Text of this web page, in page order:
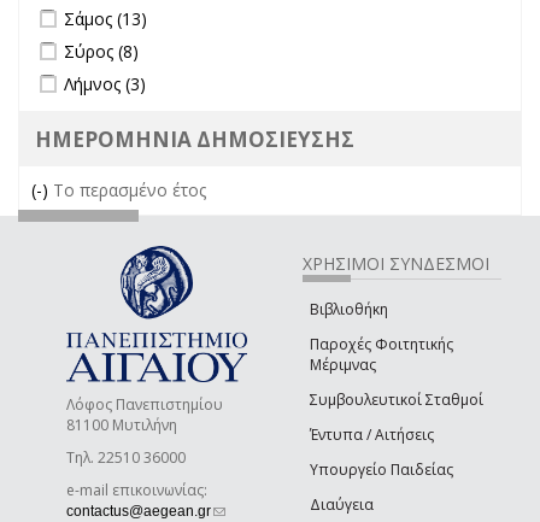
Apply Σάμος filter
Σάμος (13)
Apply Σύρος filter
Σύρος (8)
Apply Λήμνος filter
Λήμνος (3)
ΗΜΕΡΟΜΗΝΙΑ ΔΗΜΟΣΙΕΥΣΗΣ
(-) Remove Το περασμένο έτος filter
Το περασμένο έτος
Λόφος Πανεπιστημίου
81100 Μυτιλήνη
Τηλ. 22510 36000
e-mail επικοινωνίας:
contactus@aegean.gr(link sends e-mail)
ΧΡΗΣΙΜΟΙ ΣΥΝΔΕΣΜΟΙ
Βιβλιοθήκη
Παροχές Φοιτητικής
Μέριμνας
Συμβουλευτικοί Σταθμοί
Έντυπα / Αιτήσεις
Υπουργείο Παιδείας
Διαύγεια